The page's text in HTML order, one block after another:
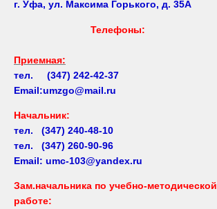
г. Уфа, ул. Максима Горького, д. 35А
Телефоны:
Приемная:
тел. (347) 242-42-37
Email:umzgo@mail.ru
Начальник:
тел. (347) 240-48-10
тел. (347) 260-90-96
Email: umc-103@yandex.ru
Зам.начальника по учебно-методической
работе: